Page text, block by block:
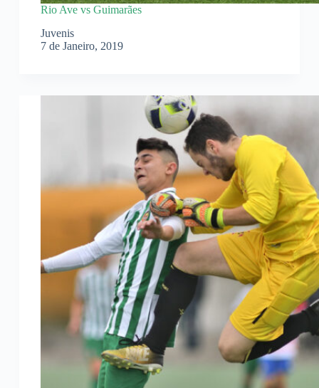
Rio Ave vs Guimarães
Juvenis
7 de Janeiro, 2019